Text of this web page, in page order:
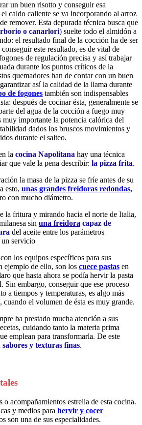
un buen risotto y conseguir esa
caldo caliente se va incorporando al arroz
remover. Esta depurada técnica busca que
o canarlori) suelte todo el almidón a
el resultado final de la cocción ha de ser
este resultado, es de vital de
de regulación precisa y así trabajar
durante los puntos críticos de la
quemadores han de contar con un buen
así la calidad de la llama durante
de fogones también son indispensables
después de cocinar ésta, generalmente se
del agua de la cocción a fuego muy
muy importante la potencia calórica del
dados los bruscos movimientos y
durante el salteo.
la cocina Napolitana hay una técnica
que vale la pena describir: la pizza frita.
la masa de la pizza se fríe antes de su
esto, unas grandes freidoras redondas,
con mucho diámetro.
la fritura y mirando hacia el norte de Italia,
sin una freidora capaz de
del aceite entre los parámetros
un servicio
los equipos específicos para sus
ejemplo de ello, son los cuece pastas en
que hasta ahora se podía hervir la pasta
Sin embargo, conseguir que ese proceso
a tiempos y temperaturas, es algo más
el volumen de ésta es muy grande.
ha prestado mucha atención a sus
cuidando tanto la materia prima
emplean para transformarla. De este
sabores y texturas finas.
o acompañamientos estrella de esta cocina.
y medios para hervir y cocer
son una de sus especialidades.